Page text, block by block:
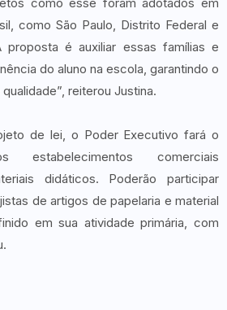
como São Paulo, Distrito Federal e
proposta é auxiliar essas famílias e
do aluno na escola, garantindo o
reiterou Justina.
de lei, o Poder Executivo fará o
estabelecimentos comerciais
didáticos. Poderão participar
de artigos de papelaria e material
em sua atividade primária, com